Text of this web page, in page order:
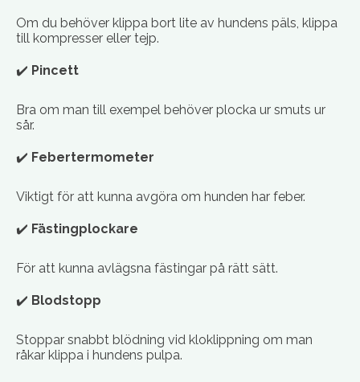
Om du behöver klippa bort lite av hundens päls, klippa
till kompresser eller tejp.
✔️ Pincett
Bra om man till exempel behöver plocka ur smuts ur
sår.
✔️ Febertermometer
Viktigt för att kunna avgöra om hunden har feber.
✔️ Fästingplockare
För att kunna avlägsna fästingar på rätt sätt.
✔️ Blodstopp
Stoppar snabbt blödning vid kloklippning om man
råkar klippa i hundens pulpa.